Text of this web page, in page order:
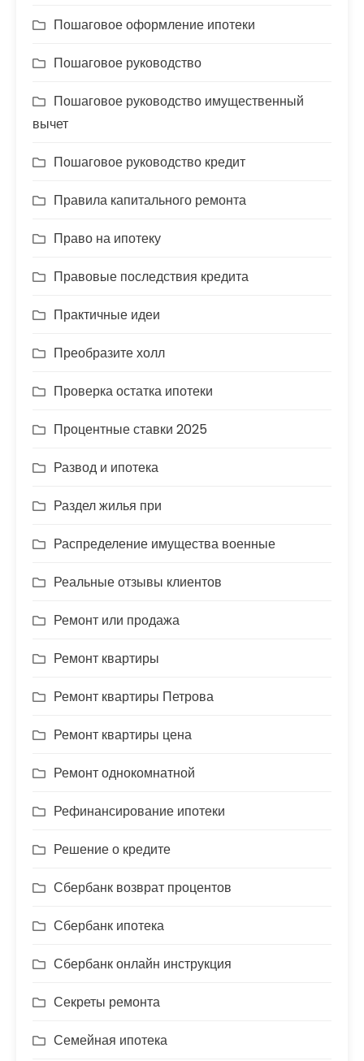
Пошаговое оформление ипотеки
Пошаговое руководство
Пошаговое руководство имущественный
вычет
Пошаговое руководство кредит
Правила капитального ремонта
Право на ипотеку
Правовые последствия кредита
Практичные идеи
Преобразите холл
Проверка остатка ипотеки
Процентные ставки 2025
Развод и ипотека
Раздел жилья при
Распределение имущества военные
Реальные отзывы клиентов
Ремонт или продажа
Ремонт квартиры
Ремонт квартиры Петрова
Ремонт квартиры цена
Ремонт однокомнатной
Рефинансирование ипотеки
Решение о кредите
Сбербанк возврат процентов
Сбербанк ипотека
Сбербанк онлайн инструкция
Секреты ремонта
Семейная ипотека